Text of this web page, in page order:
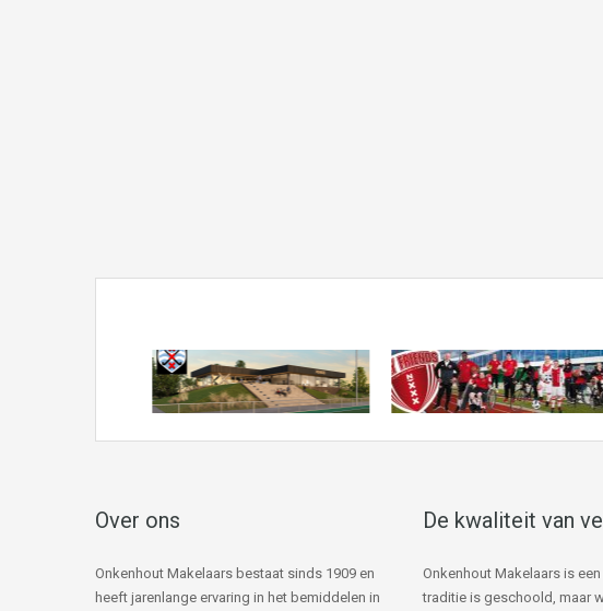
Over ons
Onkenhout Makelaars bestaat sinds 1909 en
heeft jarenlange ervaring in het bemiddelen in
De kwaliteit van
Onkenhout Makelaars is
traditie is geschoold, maar